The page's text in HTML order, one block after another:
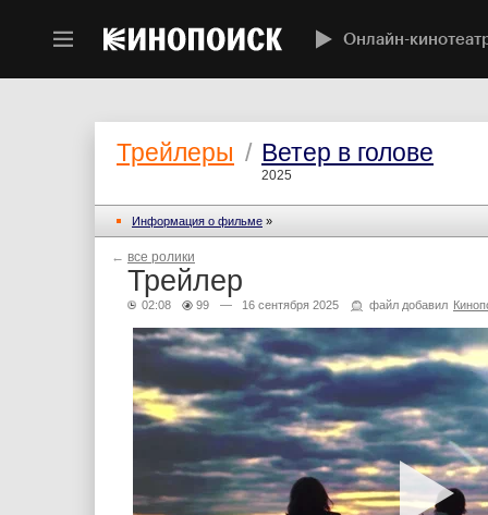
Онлайн-
Трейлеры / Ветер в голове
2025
Информация о фильме »
← все ролики
Трейлер
02:08 99 — 16 сентября 2025 файл добавил